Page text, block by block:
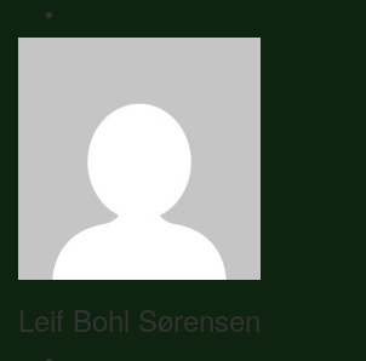
Leif Bohl Sørensen